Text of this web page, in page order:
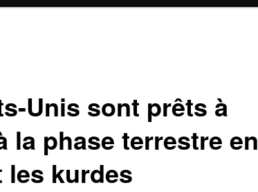
Unis sont prêts à
la phase terrestre en
kurdes